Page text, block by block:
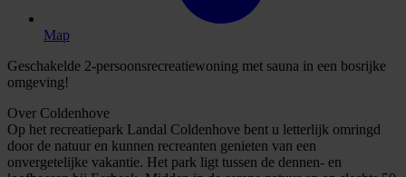
Map
Geschakelde 2-persoonsrecreatiewoning met sauna in een bosrijke
omgeving!
Over Coldenhove
Op het recreatiepark Landal Coldenhove bent u letterlijk omringd
door de natuur en kunnen recreanten genieten van een
onvergetelijke vakantie. Het park ligt tussen de dennen- en